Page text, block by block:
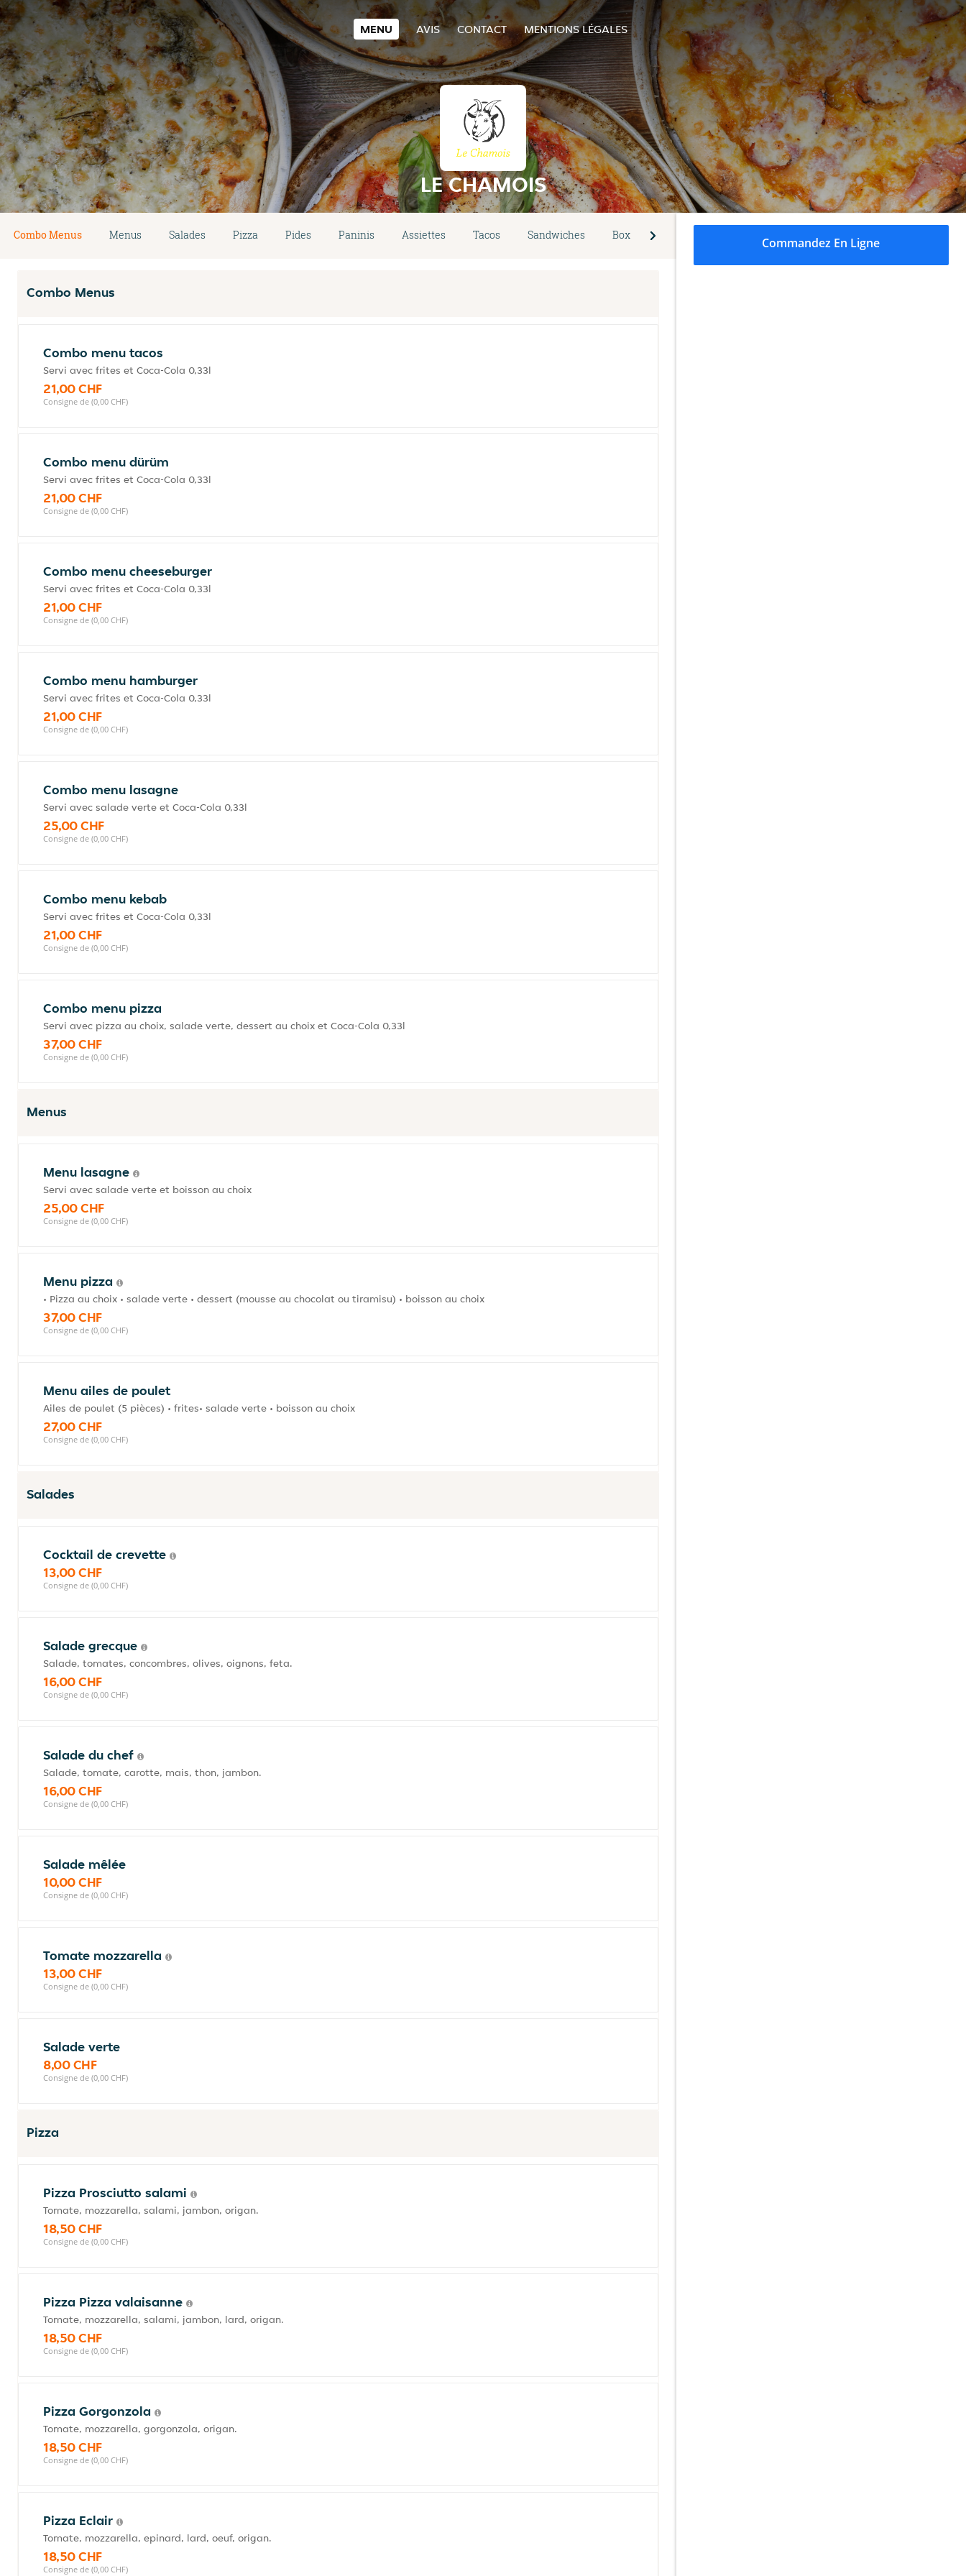
MENU AVIS CONTACT MENTIONS LÉGALES
LE CHAMOIS
Combo Menus Menus Salades Pizza Pides Paninis Assiettes Tacos Sandwiches Boxs Boissons non alcoolisées
Combo Menus
Combo menu tacos
Servi avec frites et Coca-Cola 0,33l
21,00 CHF
Consigne de (0,00 CHF)
Combo menu dürüm
Servi avec frites et Coca-Cola 0,33l
21,00 CHF
Consigne de (0,00 CHF)
Combo menu cheeseburger
Servi avec frites et Coca-Cola 0,33l
21,00 CHF
Consigne de (0,00 CHF)
Combo menu hamburger
Servi avec frites et Coca-Cola 0,33l
21,00 CHF
Consigne de (0,00 CHF)
Combo menu lasagne
Servi avec salade verte et Coca-Cola 0,33l
25,00 CHF
Consigne de (0,00 CHF)
Combo menu kebab
Servi avec frites et Coca-Cola 0,33l
21,00 CHF
Consigne de (0,00 CHF)
Combo menu pizza
Servi avec pizza au choix, salade verte, dessert au choix et Coca-Cola 0,33l
37,00 CHF
Consigne de (0,00 CHF)
Menus
Menu lasagne
Servi avec salade verte et boisson au choix
25,00 CHF
Consigne de (0,00 CHF)
Menu pizza
• Pizza au choix • salade verte • dessert (mousse au chocolat ou tiramisu) • boisson au choix
37,00 CHF
Consigne de (0,00 CHF)
Menu ailes de poulet
Ailes de poulet (5 pièces) • frites• salade verte • boisson au choix
27,00 CHF
Consigne de (0,00 CHF)
Salades
Cocktail de crevette
13,00 CHF
Consigne de (0,00 CHF)
Salade grecque
Salade, tomates, concombres, olives, oignons, feta.
16,00 CHF
Consigne de (0,00 CHF)
Salade du chef
Salade, tomate, carotte, mais, thon, jambon.
16,00 CHF
Consigne de (0,00 CHF)
Salade mêlée
10,00 CHF
Consigne de (0,00 CHF)
Tomate mozzarella
13,00 CHF
Consigne de (0,00 CHF)
Salade verte
8,00 CHF
Consigne de (0,00 CHF)
Pizza
Pizza Prosciutto salami
Tomate, mozzarella, salami, jambon, origan.
18,50 CHF
Consigne de (0,00 CHF)
Pizza Pizza valaisanne
Tomate, mozzarella, salami, jambon, lard, origan.
18,50 CHF
Consigne de (0,00 CHF)
Pizza Gorgonzola
Tomate, mozzarella, gorgonzola, origan.
18,50 CHF
Consigne de (0,00 CHF)
Pizza Eclair
Tomate, mozzarella, epinard, lard, oeuf, origan.
18,50 CHF
Consigne de (0,00 CHF)
Commandez En Ligne